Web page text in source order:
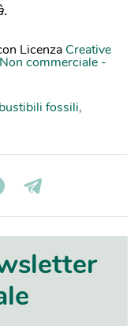
Licenza Creative
commerciale -
fossili,